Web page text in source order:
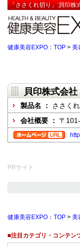
「ささくれ切り」:貝印株
健康美容EXPO：TOP > 美
貝印株式会社
製品名 ： ささく
会社概要 ： 〒
PRサイト
健康美容EXPO：TOP > 美
■注目カテゴリ・コンテン